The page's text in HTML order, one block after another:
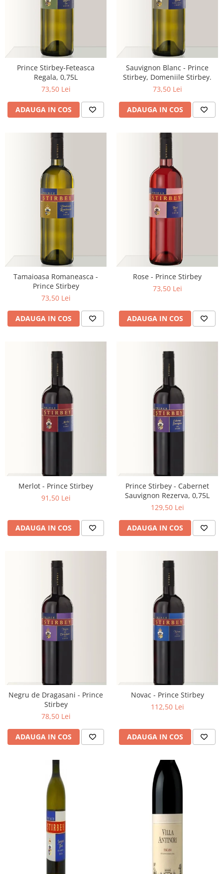
Prince Stirbey-Feteasca
Regala, 0,75L
73,50 Lei
ADAUGA IN COS
Sauvignon Blanc - Prince
Stirbey, Domeniile Stirbey.
73,50 Lei
ADAUGA IN COS
Tamaioasa Romaneasca -
Prince Stirbey
73,50 Lei
ADAUGA IN COS
Rose - Prince Stirbey
73,50 Lei
ADAUGA IN COS
Merlot - Prince Stirbey
91,50 Lei
ADAUGA IN COS
Prince Stirbey - Cabernet
Sauvignon Rezerva, 0,75L
129,50 Lei
ADAUGA IN COS
Negru de Dragasani - Prince
Stirbey
78,50 Lei
ADAUGA IN COS
Novac - Prince Stirbey
112,50 Lei
ADAUGA IN COS